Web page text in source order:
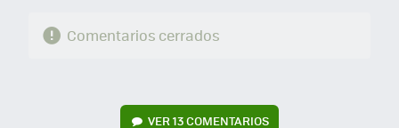
Comentarios cerrados
VER13 COMENTARIOS